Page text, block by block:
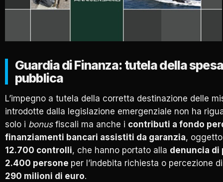
Guardia di Finanza: tutela della spesa
pubblica
L’impegno a tutela della corretta destinazione delle
introdotte dalla legislazione emergenziale non ha
solo i bonusfiscali ma anche i contributi a fondo
finanziamenti bancari assistiti da garanzia,
12.700 controlli, che hanno portato alla denuncia di
2.400 persone per l’indebita richiesta o percezione
290 milioni di euro.